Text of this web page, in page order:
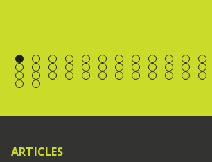
ARTICLES